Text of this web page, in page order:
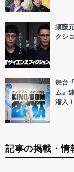
須藤
クシ
舞台
ム』
潜入
記事の掲載・情